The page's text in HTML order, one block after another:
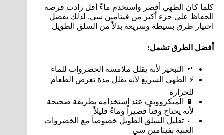
كلما كان الطهي أقصر واستخدم ماءً أقل زادت فرصة
الحفاظ على جزء أكبر من فيتامين سي. لذلك يفضل
اختيار طرق بسيطة وسريعة بدلاً من السلق الطويل
أفضل الطرق تشمل:
🥦 التبخير لأنه يقلل ملامسة الخضروات للماء
⚡ الطهي السريع لأنه يقلل مدة تعرض الطعام
للحرارة
📱 الميكروويف عند استخدامه بطريقة صحيحة
لأنه يحتاج وقتاً قصيراً وماءً قليلاً
🍲 تقليل السلق الطويل خصوصاً مع الخضروات
الغنية بفيتامين سي